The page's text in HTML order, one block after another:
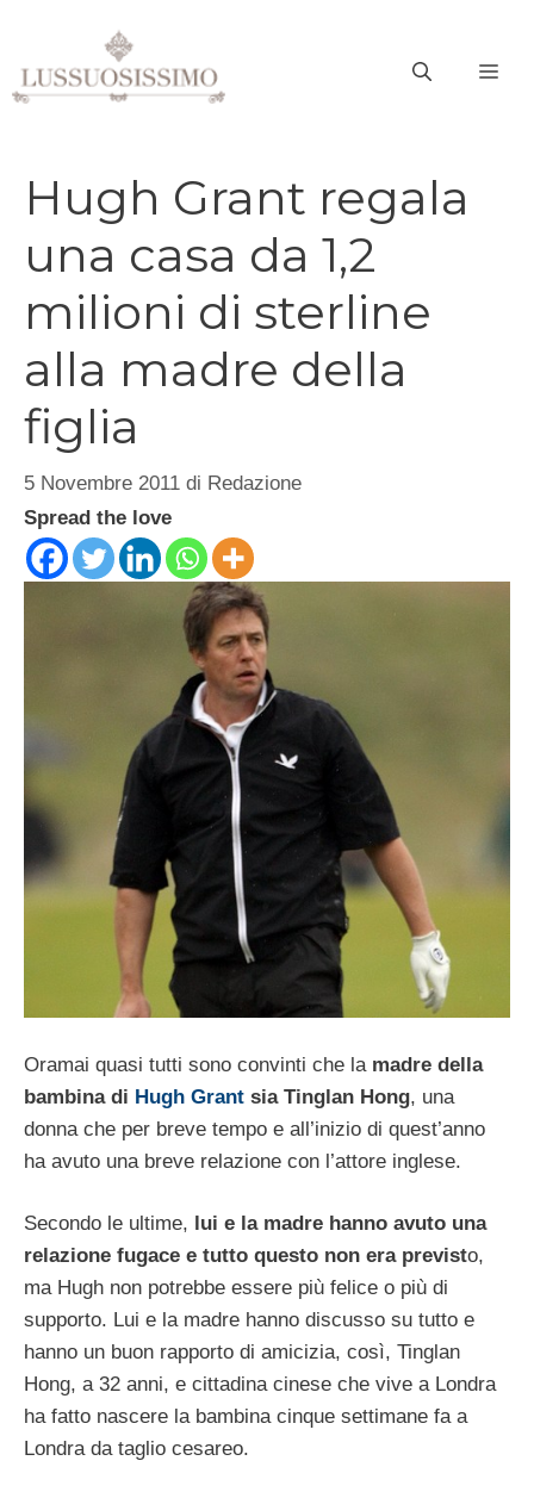
contenuto
Hugh Grant regala
una casa da 1,2
milioni di sterline
alla madre della
figlia
5 Novembre 2011 di Redazione
Spread the love
Oramai quasi tutti sono convinti che la madre della
bambina di Hugh Grant sia Tinglan Hong, una
donna che per breve tempo e all’inizio di quest’anno
ha avuto una breve relazione con l’attore inglese.
Secondo le ultime,
lui e la madre hanno avuto una
relazione fugace e tutto questo non era previsto,
ma Hugh non potrebbe essere più felice o più di
supporto. Lui e la madre hanno discusso su tutto e
hanno un buon rapporto di amicizia, così, Tinglan
Hong, a 32 anni, e cittadina cinese che vive a Londra
ha fatto nascere la bambina cinque settimane fa a
Londra da taglio cesareo.